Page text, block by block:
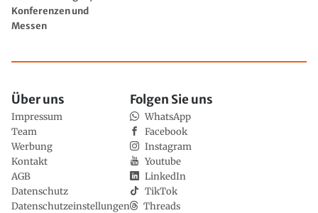
Konferenzen und
Messen
Über uns
Impressum
Team
Werbung
Kontakt
AGB
Datenschutz
Datenschutzeinstellungen
Folgen Sie uns
WhatsApp
Facebook
Instagram
Youtube
LinkedIn
TikTok
Threads